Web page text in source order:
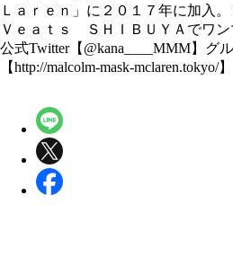
Ｌａｒｅｎ」に２０１７年に加入
Ｖｅａｔｓ ＳＨＩＢＵＹＡでワン
公式Twitter【@kana____MMM】グ
【http://malcolm-mask-mclaren.tokyo/】